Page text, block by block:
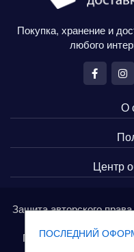
ПОСЛЕДНИЙ
Покупка, хранение и
любого
О
Центр
Защита авторского
Покупайте товары в